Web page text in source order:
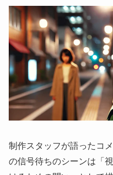
制作スタッフが語ったコ
の信号待ちのシーンは「